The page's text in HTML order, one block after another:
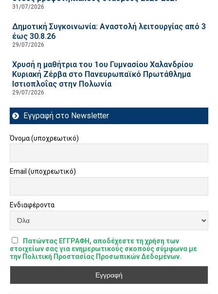
31/07/2026
Δημοτική Συγκοινωνία: Αναστολή λειτουργίας από 3
έως 30.8.26
29/07/2026
Χρυσή η μαθήτρια του 1ου Γυμνασίου Χαλανδρίου
Κυριακή Ζέρβα στο Πανευρωπαϊκό Πρωτάθλημα
Ιστιοπλοΐας στην Πολωνία
29/07/2026
Εγγραφή στο Newsletter
Όνομα (υποχρεωτικό)
Email (υποχρεωτικό)
Ενδιαφέροντα
Πατώντας ΕΓΓΡΑΦΗ, αποδέχεστε τη χρήση των
στοιχείων σας για ενημερωτικούς σκοπούς σύμφωνα με
την Πολιτική Προστασίας Προσωπικών Δεδομένων.